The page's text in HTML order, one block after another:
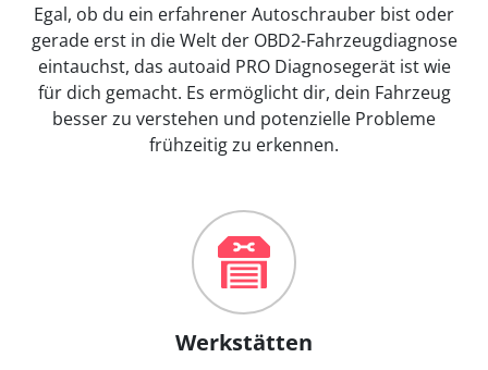
Egal, ob du ein erfahrener Autoschrauber bist oder
gerade erst in die Welt der OBD2-Fahrzeugdiagnose
eintauchst, das autoaid PRO Diagnosegerät ist wie
für dich gemacht. Es ermöglicht dir, dein Fahrzeug
besser zu verstehen und potenzielle Probleme
frühzeitig zu erkennen.
Werkstätten